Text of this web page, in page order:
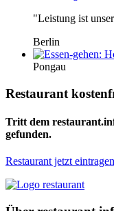
"Leistung ist
Berlin
Pongau
Restaurant
Tritt dem
gefunden.
Restaurant jetzt eintragen